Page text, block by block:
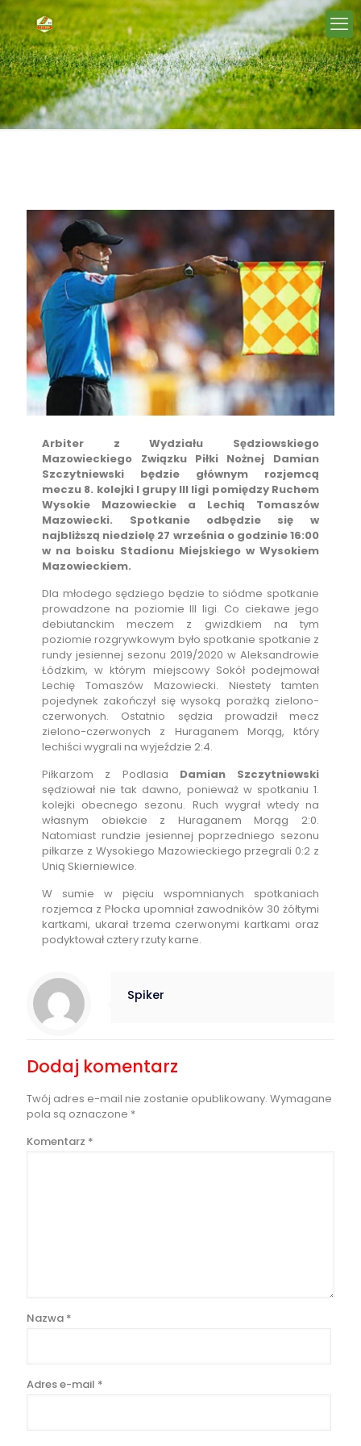
Arbiter z Wydziału Sędziowskiego
Mazowieckiego Związku Piłki Nożnej Damian
Szczytniewski będzie głównym rozjemcą
meczu 8. kolejki I grupy III ligi pomiędzy Ruchem
Wysokie Mazowieckie a Lechią Tomaszów
Mazowiecki. Spotkanie odbędzie się w
najbliższą niedzielę 27 września o godzinie 16:00
w na boisku Stadionu Miejskiego w Wysokiem
Mazowieckiem.
Dla młodego sędziego będzie to siódme spotkanie
prowadzone na poziomie III ligi. Co ciekawe jego
debiutanckim meczem z gwizdkiem na tym
poziomie rozgrywkowym było spotkanie spotkanie z
rundy jesiennej sezonu 2019/2020 w Aleksandrowie
Łódzkim, w którym miejscowy Sokół podejmował
Lechię Tomaszów Mazowiecki. Niestety tamten
pojedynek zakończył się wysoką porażką zielono-
czerwonych. Ostatnio sędzia prowadził mecz
zielono-czerwonych z Huraganem Morąg, który
lechiści wygrali na wyjeździe 2:4.
Piłkarzom z Podlasia Damian Szczytniewski
sędziował nie tak dawno, ponieważ w spotkaniu 1.
kolejki obecnego sezonu. Ruch wygrał wtedy na
własnym obiekcie z Huraganem Morąg 2:0.
Natomiast rundzie jesiennej poprzedniego sezonu
piłkarze z Wysokiego Mazowieckiego przegrali 0:2 z
Unią Skierniewice.
W sumie w pięciu wspomnianych spotkaniach
rozjemca z Płocka upomniał zawodników 30 żółtymi
kartkami, ukarał trzema czerwonymi kartkami oraz
podyktował cztery rzuty karne.
Spiker
Dodaj komentarz
Twój adres e-mail nie zostanie opublikowany. Wymagane
pola są oznaczone *
Komentarz *
Nazwa *
Adres e-mail *